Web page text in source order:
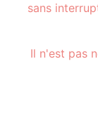
sans
Il n'est pas